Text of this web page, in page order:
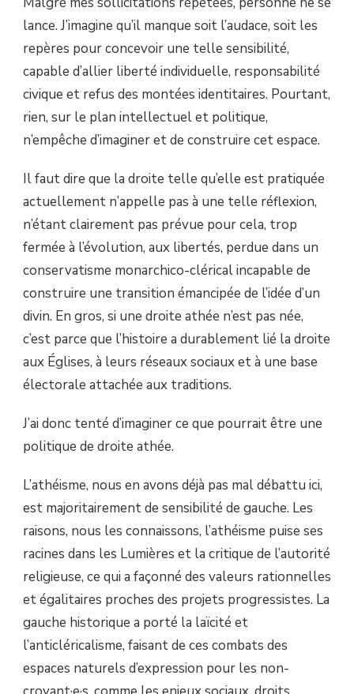
lance. J’imagine qu’il manque soit l’audace, soit les
repères pour concevoir une telle sensibilité,
capable d’allier liberté individuelle, responsabilité
civique et refus des montées identitaires. Pourtant,
rien, sur le plan intellectuel et politique,
n’empêche d’imaginer et de construire cet espace.
Il faut dire que la droite telle qu’elle est pratiquée
actuellement n’appelle pas à une telle réflexion,
n’étant clairement pas prévue pour cela, trop
fermée à l’évolution, aux libertés, perdue dans un
conservatisme monarchico-clérical incapable de
construire une transition émancipée de l’idée d’un
divin. En gros, si une droite athée n’est pas née,
c’est parce que l’histoire a durablement lié la droite
aux Églises, à leurs réseaux sociaux et à une base
électorale attachée aux traditions.
J’ai donc tenté d’imaginer ce que pourrait être une
politique de droite athée.
L’athéisme, nous en avons déjà pas mal débattu ici,
est majoritairement de sensibilité de gauche. Les
raisons, nous les connaissons, l’athéisme puise ses
racines dans les Lumières et la critique de l’autorité
religieuse, ce qui a façonné des valeurs rationnelles
et égalitaires proches des projets progressistes. La
gauche historique a porté la laïcité et
l’anticléricalisme, faisant de ces combats des
espaces naturels d’expression pour les non-